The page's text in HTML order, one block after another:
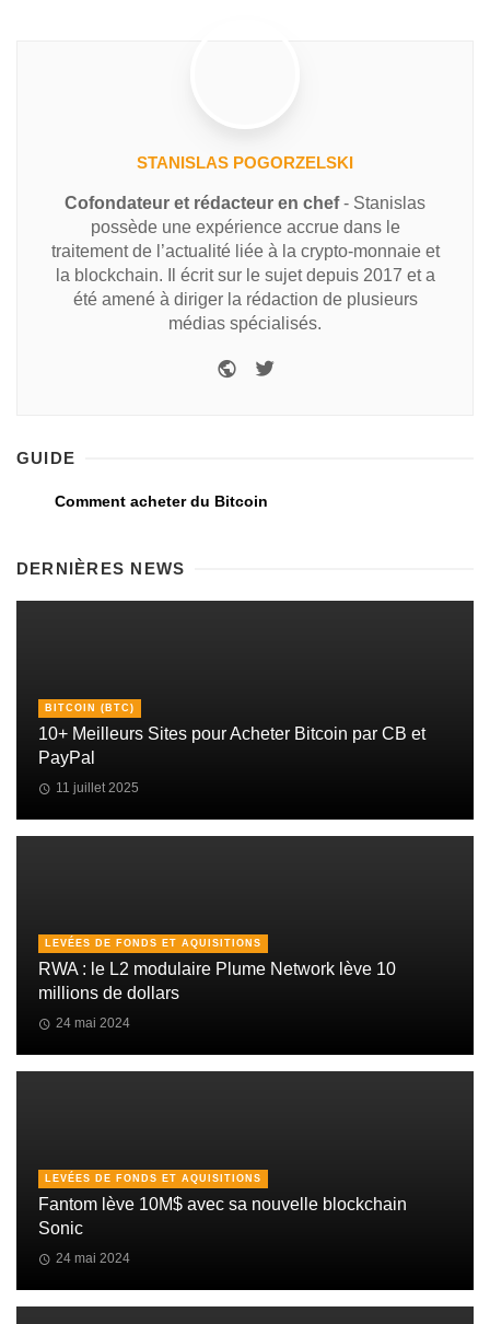
STANISLAS POGORZELSKI
Cofondateur et rédacteur en chef- Stanislas
possède une expérience accrue dans le
traitement de l’actualité liée à la crypto-monnaie et
la blockchain. Il écrit sur le sujet depuis 2017 et a
été amené à diriger la rédaction de plusieurs
médias spécialisés.
GUIDE
Comment acheter du Bitcoin
DERNIÈRES NEWS
BITCOIN (BTC)
10+ Meilleurs Sites pour Acheter Bitcoin par CB et
PayPal
11 juillet 2025
LEVÉES DE FONDS ET AQUISITIONS
RWA : le L2 modulaire Plume Network lève 10
millions de dollars
24 mai 2024
LEVÉES DE FONDS ET AQUISITIONS
Fantom lève 10M$ avec sa nouvelle blockchain
Sonic
24 mai 2024